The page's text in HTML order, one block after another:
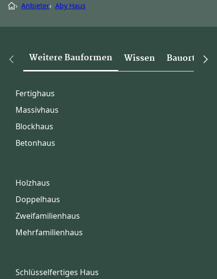
› Anbieter› Aby Haus
Weitere Bauformen Wissen Bauorte
Fertighaus
Massivhaus
Blockhaus
Betonhaus
Holzhaus
Doppelhaus
Zweifamilienhaus
Mehrfamilienhaus
Schlüsselfertiges Haus